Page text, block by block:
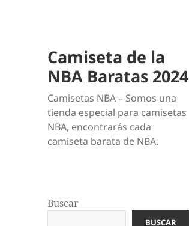
Camiseta de la
NBA Baratas 2024
Camisetas NBA – Somos una
tienda especial para camisetas
NBA, encontrarás cada
camiseta barata de NBA.
Buscar
BUSCAR